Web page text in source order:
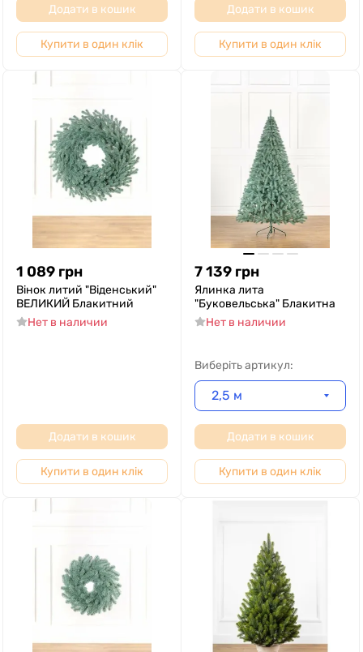
Додати в кошик
Купити в один клік
Додати в кошик
Купити в один клік
1 089 грн
Вінок литий "Віденський"
ВЕЛИКИЙ Блакитний
Нет в наличии
Додати в кошик
Купити в один клік
7 139 грн
Ялинка лита
"Буковельська" Блакитна
Нет в наличии
Виберіть артикул:
2,5 м
Додати в кошик
Купити в один клік